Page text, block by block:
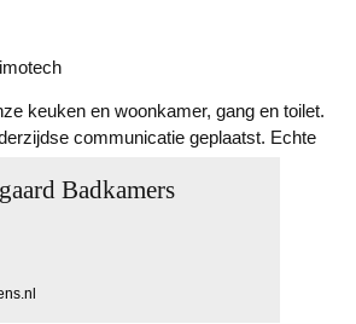
keuken en woonkamer, gang en toilet.
communicatie geplaatst. Echte
Badkamers